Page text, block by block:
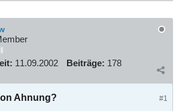
11.09.2002 Beiträge: 178
#1
Ahnung?